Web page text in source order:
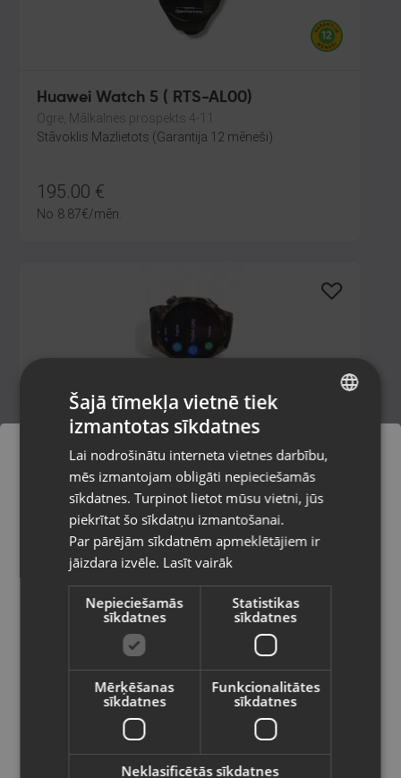
Huawei Watch 5 ( RTS-AL00)
Ogre, Mālkalnes prospekts 4-11
Stāvoklis Mazlietots (Garantija 12 mēneši)
195.00 €
No 8.87€/mēn.
Huawei Watch GT 5 46mm VLI-B19
Rīga, Nīcgales iela 2b
Stāvoklis Lietots (Garantija 6 mēneši)
135.00€
/mēn.
Huawei Watch GT 5
Pasūtījumi tiks piegādāti uz
izvēlēto valsti
Vietnes saturs būs attēlots izvēlētajā
valodā
Valsts
Latviešu / Latvian
RUSSIAN
Šajā tīmekļa vietnē tiek
izmantotas sīkdatnes
Lai nodrošinātu interneta vietnes darbību,
mēs izmantojam obligāti nepieciešamās
sīkdatnes. Turpinot lietot mūsu vietni, jūs
piekrītat šo sīkdatņu izmantošanai.
Par pārējām sīkdatnēm apmeklētājiem ir
jāizdara izvēle. Lasīt vairāk
Nepieciešamās
sīkdatnes
Statistikas
sīkdatnes
Mērķēšanas
sīkdatnes
Funkcionalitātes
sīkdatnes
Neklasificētās sīkdatnes